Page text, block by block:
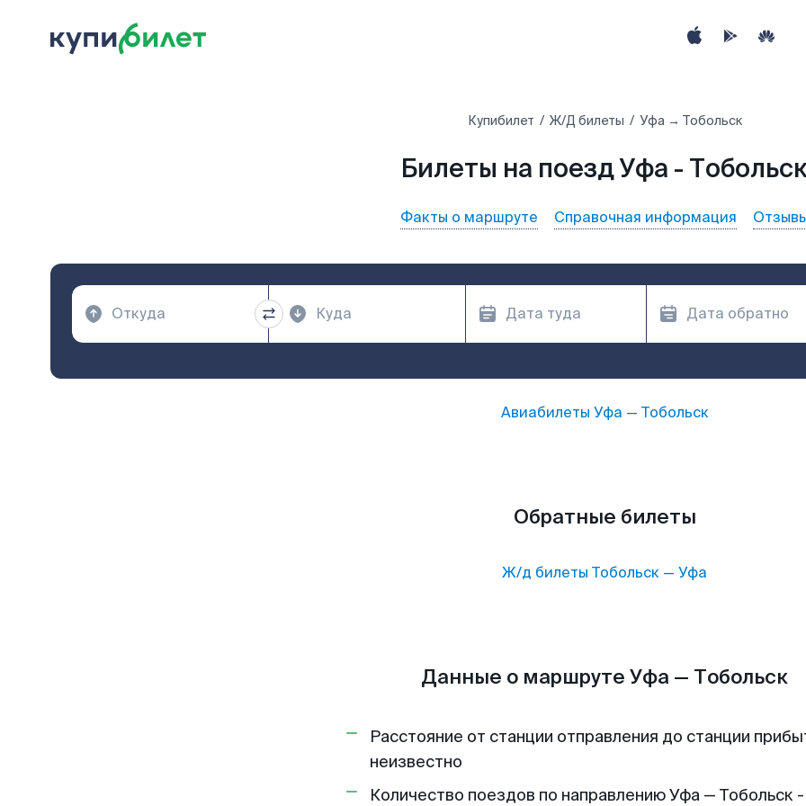
Купибилет Ж/Д билеты Уфа → Тобольск
Билеты на поезд Уфа -
Факты о маршруте Справочная информация
Авиабилеты Уфа — Тобольск
Обратные билеты
Ж/д билеты Тобольск — Уфа
Данные о маршруте Уфа — Тобольск
Расстояние от станции отправления до станции
неизвестно
Количество поездов по направлению Уфа — Тобольск